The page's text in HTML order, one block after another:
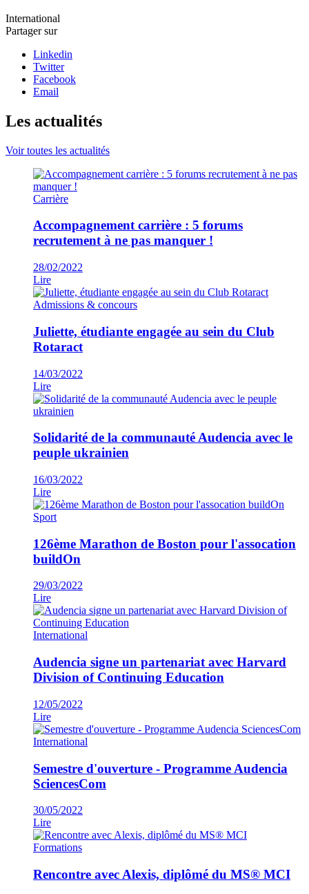
International
Partager sur
Linkedin
Twitter
Facebook
Email
Les actualités
Voir toutes les actualités
Carrière
Accompagnement carrière : 5 forums
recrutement à ne pas manquer !
28/02/2022
Lire
Admissions & concours
Juliette, étudiante engagée au sein du Club
Rotaract
14/03/2022
Lire
Solidarité de la communauté Audencia avec le
peuple ukrainien
16/03/2022
Lire
Sport
126ème Marathon de Boston pour l'assocation
buildOn
29/03/2022
Lire
International
Audencia signe un partenariat avec Harvard
Division of Continuing Education
12/05/2022
Lire
International
Semestre d'ouverture - Programme Audencia
SciencesCom
30/05/2022
Lire
Formations
Rencontre avec Alexis, diplômé du MS® MCI